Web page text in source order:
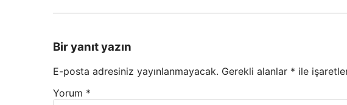
Bir yanıt yazın
E-posta adresiniz yayınlanmayacak. Gerekli alanlar * ile
Yorum *